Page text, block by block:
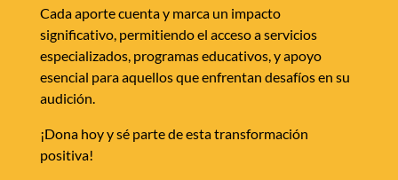
Cada aporte cuenta y marca un impacto
significativo, permitiendo el acceso a servicios
especializados, programas educativos, y apoyo
esencial para aquellos que enfrentan desafíos en su
audición.
¡Dona hoy y sé parte de esta transformación
positiva!